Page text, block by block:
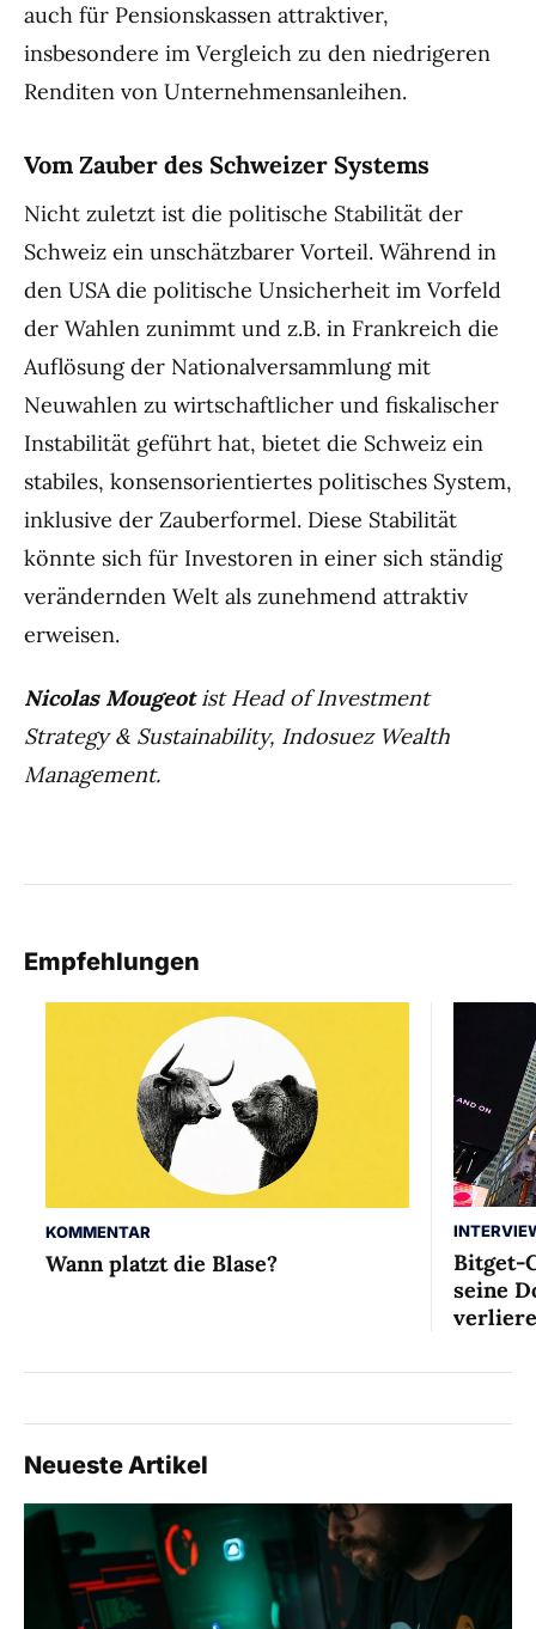
auch für Pensionskassen attraktiver,
insbesondere im Vergleich zu den niedrigeren
Renditen von Unternehmensanleihen.
Vom Zauber des Schweizer Systems
Nicht zuletzt ist die politische Stabilität der
Schweiz ein unschätzbarer Vorteil. Während in
den USA die politische Unsicherheit im Vorfeld
der Wahlen zunimmt und z.B. in Frankreich die
Auflösung der Nationalversammlung mit
Neuwahlen zu wirtschaftlicher und fiskalischer
Instabilität geführt hat, bietet die Schweiz ein
stabiles, konsensorientiertes politisches System,
inklusive der Zauberformel. Diese Stabilität
könnte sich für Investoren in einer sich ständig
verändernden Welt als zunehmend attraktiv
erweisen.
Nicolas Mougeotist Head of Investment
Strategy & Sustainability, Indosuez Wealth
Management.
Empfehlungen
KOMMENTAR
Wann platzt die Blase?
Bitget-
seine
Neueste Artikel